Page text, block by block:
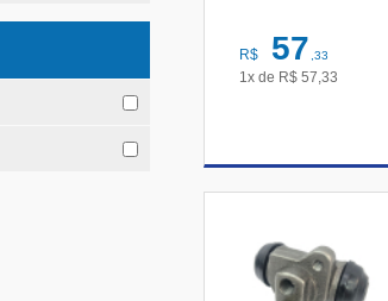
R$ 57,33
1x de R$ 57,33